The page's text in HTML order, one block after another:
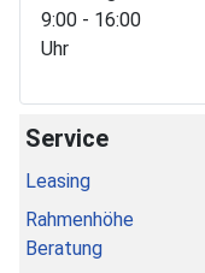
9:00 - 16:00
Uhr
Service
Leasing
Rahmenhöhe
Beratung